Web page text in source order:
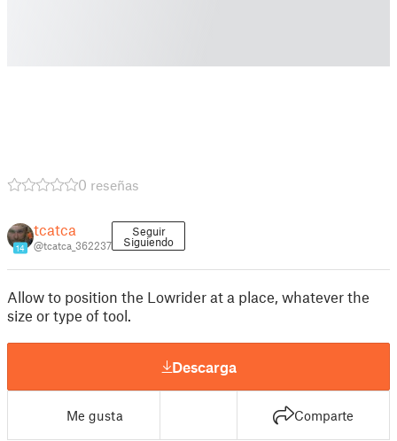
0 reseñas
14
tcatca
@tcatca_362237
Seguir
Siguiendo
Allow to position the Lowrider at a place, whatever the
size or type of tool.
Descarga
Me gusta Comparte